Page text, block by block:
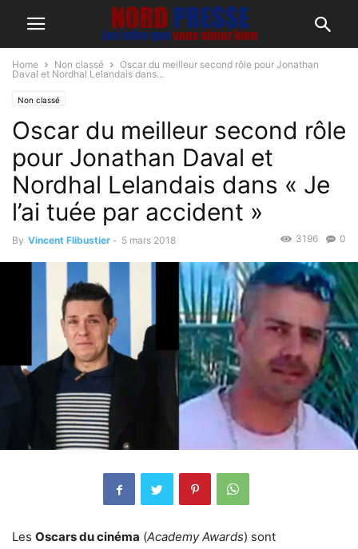
Home Non classé
Oscar du meilleur second rôle pour Jonathan
Daval et Nordhal Lelandais dans...
Non classé
Oscar du meilleur second rôle
pour Jonathan Daval et
Nordhal Lelandais dans « Je
l’ai tuée par accident »
By Vincent Flibustier - 5 mars 2018 0
3196
Les Oscars du cinéma (Academy Awards) sont